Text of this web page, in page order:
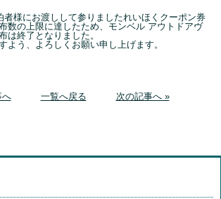
者様にお渡しして参りましたれいほくクーポン券
数の上限に達したため、モンベル アウトドアヴ
は終了となりました。
よう、よろしくお願い申し上げます。
へ 一覧へ戻る 次の記事へ »